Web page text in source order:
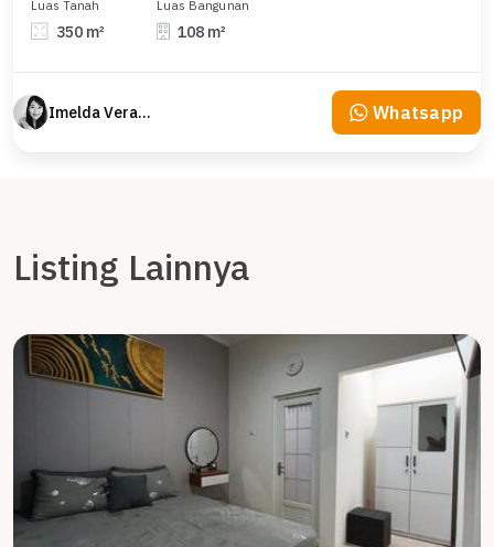
Luas Tanah
350 m²
Luas Bangunan
108 m²
Imelda Veranika Whatsapp
Listing Lainnya